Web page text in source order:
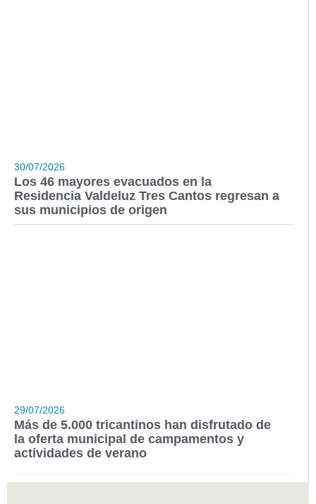
30/07/2026
Los 46 mayores evacuados en la
Residencia Valdeluz Tres Cantos regresan a
sus municipios de origen
29/07/2026
Más de 5.000 tricantinos han disfrutado de
la oferta municipal de campamentos y
actividades de verano